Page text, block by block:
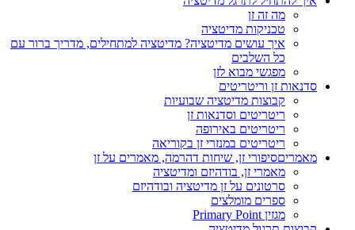
מה זה זן
טכניקות מדיטציה
איך עושים מדיטציה? מדיטציה למתחילים, מדריך ברור עם
כל השלבים
מפגשי מבוא לזן
סדנאות זן וריטריטים
קבוצות מדיטציה שבועיות
ריטריטים וסדנאות זן
ריטריטים באירופה
ריטריטים במנזרי זן בקוריאה
מאמריםסיפורי זן, שיחות דהרמה, מאמרים על זן
מאמרי זן, בודהיזם ומדיטציה
סרטונים על זן מדיטציה ובודהיזם
ספרים מומלצים
מגזין Primary Point